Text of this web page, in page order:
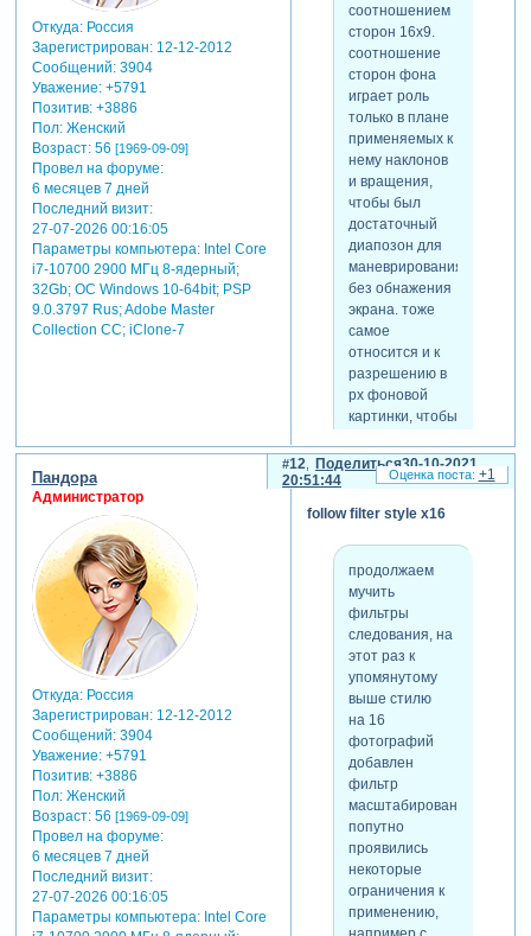
скрытый
текст:
скрытого текста
-
Зарегистрируйтесь,
чтобы увидеть
ссылкиили
зарегистрируйтесь.
Откуда:Россия
Зарегистрирован: 12-12-2012
Сообщений:3904
Уважение: +5791
Позитив: +3886
Пол:Женский
Возраст:56 [1969-09-09]
Провел на форуме:
6 месяцев 7 дней
Последний визит:
27-07-2026 00:16:05
Параметры компьютера:Intel Core
i7-10700 2900 МГц 8-ядерный;
32Gb; ОС Windows 10-64bit; PSP
9.0.3797 Rus; Adobe Master
Collection СС; iClone-7
соотношением
сторон 16х9.
соотношение
сторон фона
играет роль
только в плане
применяемых к
нему наклонов
и вращения,
чтобы был
достаточный
диапозон для
маневрирования,
без обнажения
экрана. тоже
самое
относится и к
разрешению в
px фоновой
картинки, чтобы
необходимости
увеличивать
без потери в
качестве
картинки.
способ
заполнения
слоя в данном
стиле не важен,
т.к. у нас не
задействован
масштаб.
в случае
установления
фильтров на
масштаб
заполнение
должно быть
"вписать в кадр"
во всех слоях,
т.к. к-ты
масштаба
Поделиться
12
30-10-2021
20:51:44
Пандора
Администратор
Откуда:Россия
Зарегистрирован: 12-12-2012
Сообщений:3904
Уважение: +5791
Позитив: +3886
Пол:Женский
Возраст:56 [1969-09-09]
Провел на форуме:
6 месяцев 7 дней
Последний визит:
27-07-2026 00:16:05
Параметры компьютера:Intel Core
follow filter style x16
продолжаем
мучить
фильтры
следования, на
этот раз к
упомянутому
выше стилю
на 16
фотографий
добавлен
фильтр
масштабирования.
попутно
проявились
некоторые
ограничения к
применению,
+1